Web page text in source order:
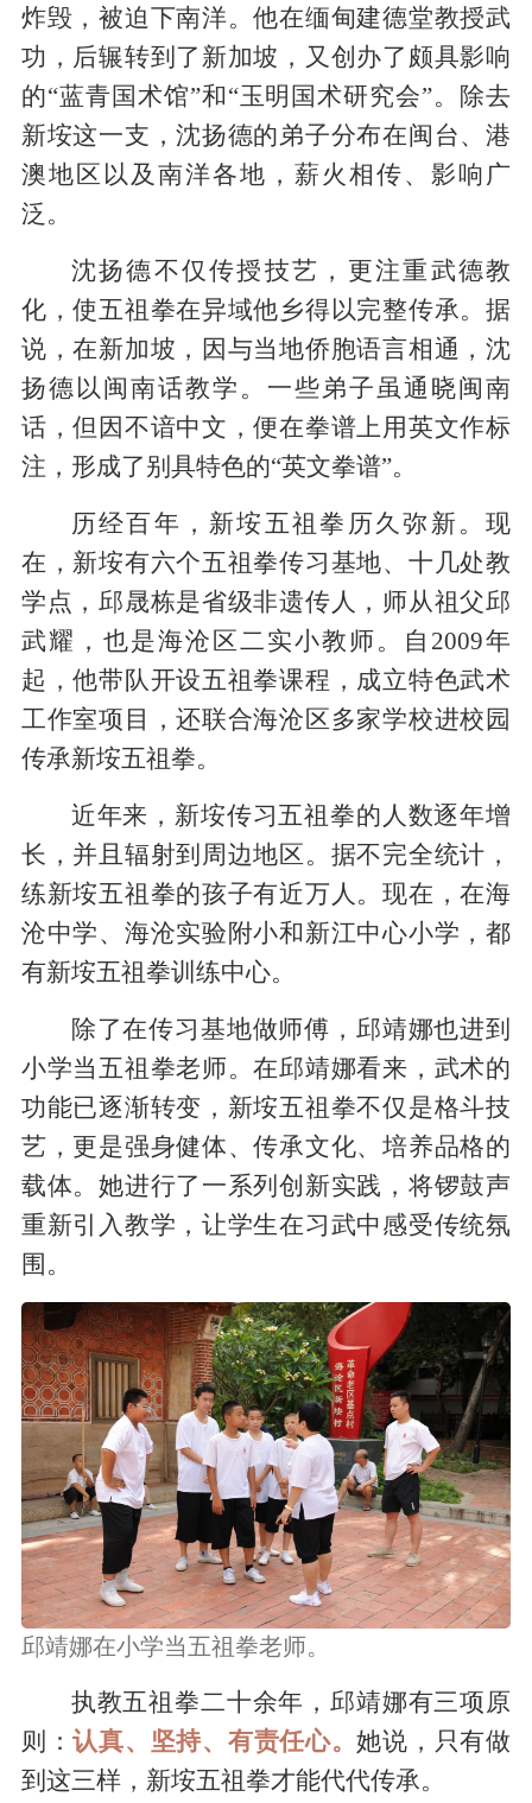
炸毁，被迫下南洋。他在缅甸建德堂教授武
功，后辗转到了新加坡，又创办了颇具影响
的“蓝青国术馆”和“玉明国术研究会”。除去
新垵这一支，沈扬德的弟子分布在闽台、港
澳地区以及南洋各地，薪火相传、影响广
泛。
沈扬德不仅传授技艺，更注重武德教
化，使五祖拳在异域他乡得以完整传承。据
说，在新加坡，因与当地侨胞语言相通，沈
扬德以闽南话教学。一些弟子虽通晓闽南
话，但因不谙中文，便在拳谱上用英文作标
注，形成了别具特色的“英文拳谱”。
历经百年，新垵五祖拳历久弥新。现
在，新垵有六个五祖拳传习基地、十几处教
学点，邱晟栋是省级非遗传人，师从祖父邱
武耀，也是海沧区二实小教师。自2009年
起，他带队开设五祖拳课程，成立特色武术
工作室项目，还联合海沧区多家学校进校园
传承新垵五祖拳。
近年来，新垵传习五祖拳的人数逐年增
长，并且辐射到周边地区。据不完全统计，
练新垵五祖拳的孩子有近万人。现在，在海
沧中学、海沧实验附小和新江中心小学，都
有新垵五祖拳训练中心。
除了在传习基地做师傅，邱靖娜也进到
小学当五祖拳老师。在邱靖娜看来，武术的
功能已逐渐转变，新垵五祖拳不仅是格斗技
艺，更是强身健体、传承文化、培养品格的
载体。她进行了一系列创新实践，将锣鼓声
重新引入教学，让学生在习武中感受传统氛
围。
邱靖娜在小学当五祖拳老师。
执教五祖拳二十余年，邱靖娜有三项原
则：认真、坚持、有责任心。她说，只有做
到这三样，新垵五祖拳才能代代传承。